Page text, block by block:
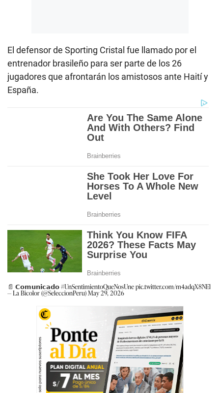
El defensor de Sporting Cristal fue llamado por el
entrenador brasileño para ser parte de los 26
jugadores que afrontarán los amistosos ante Haití y
España.
📄 𝗖𝗼𝗺𝘂𝗻𝗶𝗰𝗮𝗱𝗼#UnSentimientoQueNosUnepic.twitter.com/m4adqX8NEl
— La Bicolor (@SeleccionPeru)May 29, 2026